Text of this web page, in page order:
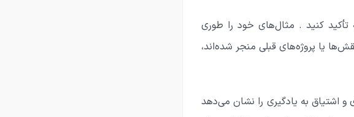
تأکید کنید . مثال‌های خود را طوری
یا پروژه‌های قبلی منجر شده‌اند،
و اشتیاق به یادگیری را نشان می‌دهد